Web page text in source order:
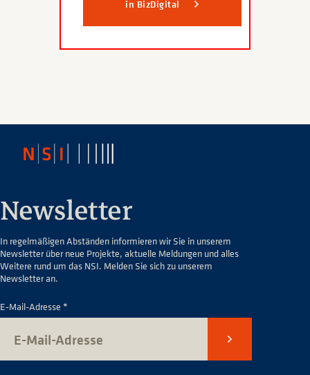
in BizDigital
Newsletter
In regelmäßigen Abständen informieren wir Sie in unserem
Newsletter über neue Projekte, aktuelle Meldungen und alles
Weitere rund um das NSI. Melden Sie sich zu unserem
Newsletter an.
E-Mail-Adresse *
Senden